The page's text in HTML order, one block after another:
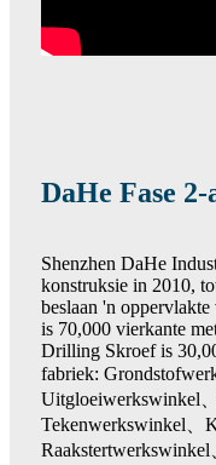
DaHe Fase 2-
Shenzhen DaHe
konstruksie in 2010,
beslaan 'n
is 70,000 vierkante
Drilling Skroef is
fabriek:
Uitgloeiwerkswinkel
Tekenwerkswinkel、